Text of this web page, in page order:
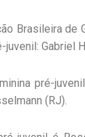
Brasileira de
-juvenil: Gabriel
pré-
(RJ).